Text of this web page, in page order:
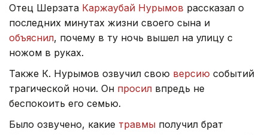
Отец Шерзата Каржаубай Нурымов рассказал о
последних минутах жизни своего сына и
объяснил, почему в ту ночь вышел на улицу с
ножом в руках.
Также К. Нурымов озвучил свою версию событий
трагической ночи. Он просил впредь не
беспокоить его семью.
Было озвучено, какие травмы получил брат